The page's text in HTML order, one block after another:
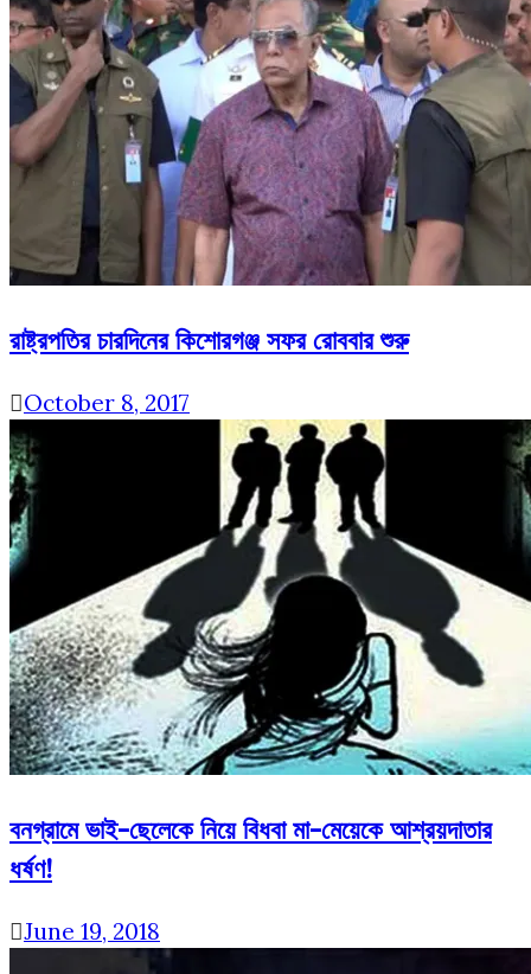
রাষ্ট্রপতির চারদিনের কিশোরগঞ্জ সফর রোববার শুরু
October 8, 2017
বনগ্রামে ভাই-ছেলেকে নিয়ে বিধবা মা-মেয়েকে আশ্রয়দাতার
ধর্ষণ!
June 19, 2018